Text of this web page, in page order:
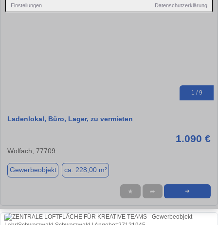
Einstellungen Datenschutzerklärung
1 / 9
Ladenlokal, Büro, Lager, zu vermieten
1.090 €
Wolfach, 77709
Gewerbeobjekt ca. 228,00 m²
★ ➦ ➜